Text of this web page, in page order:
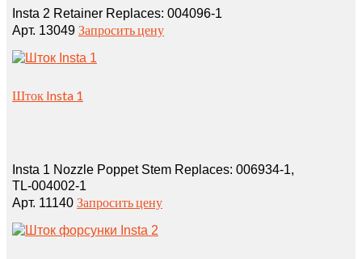
Insta 2 Retainer Replaces: 004096‑1
Арт. 13049 Запросить цену
Шток Insta 1
Insta 1 Nozzle Poppet Stem Replaces: 006934‑1,
TL‑004002‑1
Арт. 11140 Запросить цену